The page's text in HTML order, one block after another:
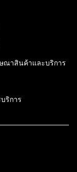
ณาสินค้าและบริการ
ริการ